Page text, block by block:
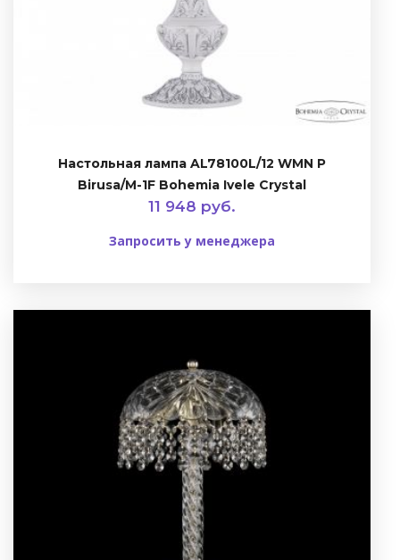
Настольная лампа AL78100L/12 WMN P
Birusa/M-1F Bohemia Ivele Crystal
11 948 руб.
Запросить у менеджера